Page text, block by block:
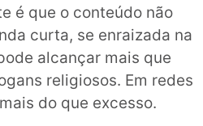
é que o conteúdo não
curta, se enraizada na
alcançar mais que
religiosos. Em redes
do que excesso.